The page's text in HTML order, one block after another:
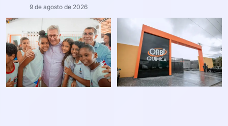
9 de agosto de 2026